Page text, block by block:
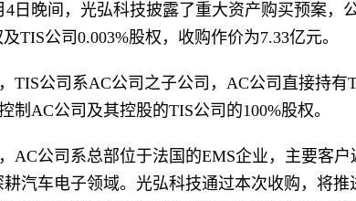
4日晚间，光弘科技披露了重大资产购买预案，
TIS公司0.003%股权，收购作价为7.33亿元。
TIS公司系AC公司之子公司，AC公司直接持有
制AC公司及其控股的TIS公司的100%股权。
AC公司系总部位于法国的EMS企业，主要客户
汽车电子领域。光弘科技通过本次收购，将